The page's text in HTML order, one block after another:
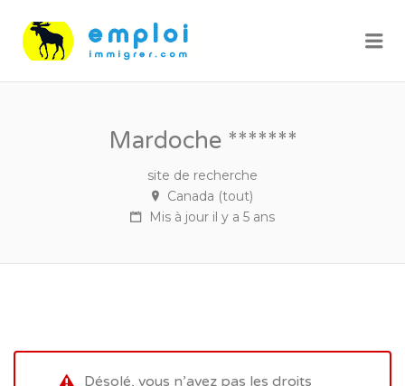
Mardoche *******
site de recherche
Canada (tout)
Mis à jour il y a 5 ans
Désolé, vous n’avez pas les droits